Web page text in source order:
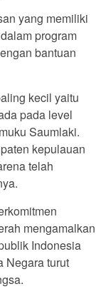
yang memiliki
program
bantuan
kecil yaitu
pada level
Saumlaki.
kepulauan
telah
mengamalkan
Indonesia
Negara turut